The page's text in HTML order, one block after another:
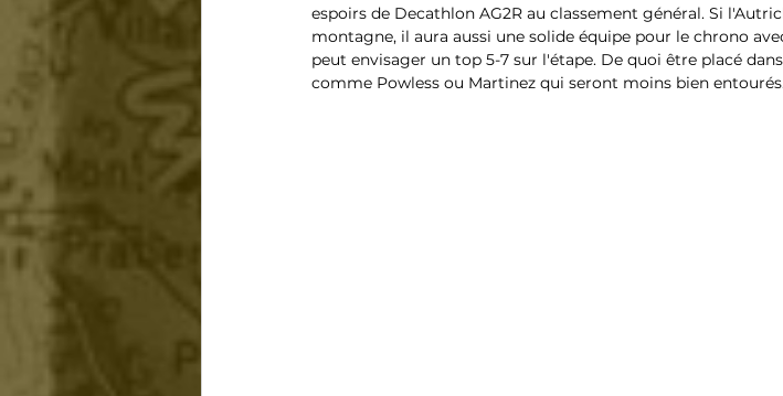
espoirs de Decathlon AG2R au classement général. Si
montagne, il aura aussi une solide équipe pour le chrono
peut envisager un top 5-7 sur l'étape. De quoi être placé
comme Powless ou Martinez qui seront moins bien